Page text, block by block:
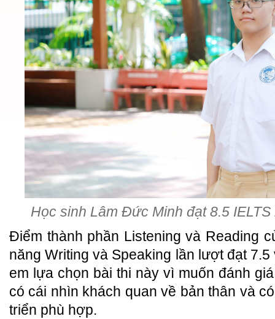
Học sinh Lâm Đức Minh đạt 8.5
Điểm thành phần Listening và Reading
năng Writing và Speaking lần lượt đạt
em lựa chọn bài thi này vì muốn đánh
có cái nhìn khách quan về bản thân và
triển phù hợp.